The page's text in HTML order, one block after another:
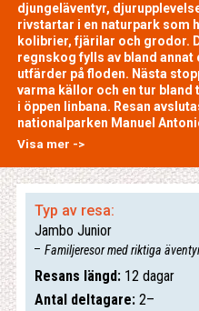
djungeläventyr,
rivstartar i en naturpark som
kolibrier, fjärilar och grodor.
regnskog fylls av bland
utfärder på floden. Nästa
varma källor och en tur bland
i öppen linbana. Resan
nationalparken Manuel
Visa mer ->
Typ av resa:
Jambo Junior
Familjeresor med riktiga
Resans längd: 12 dagar
Antal deltagare: 2–